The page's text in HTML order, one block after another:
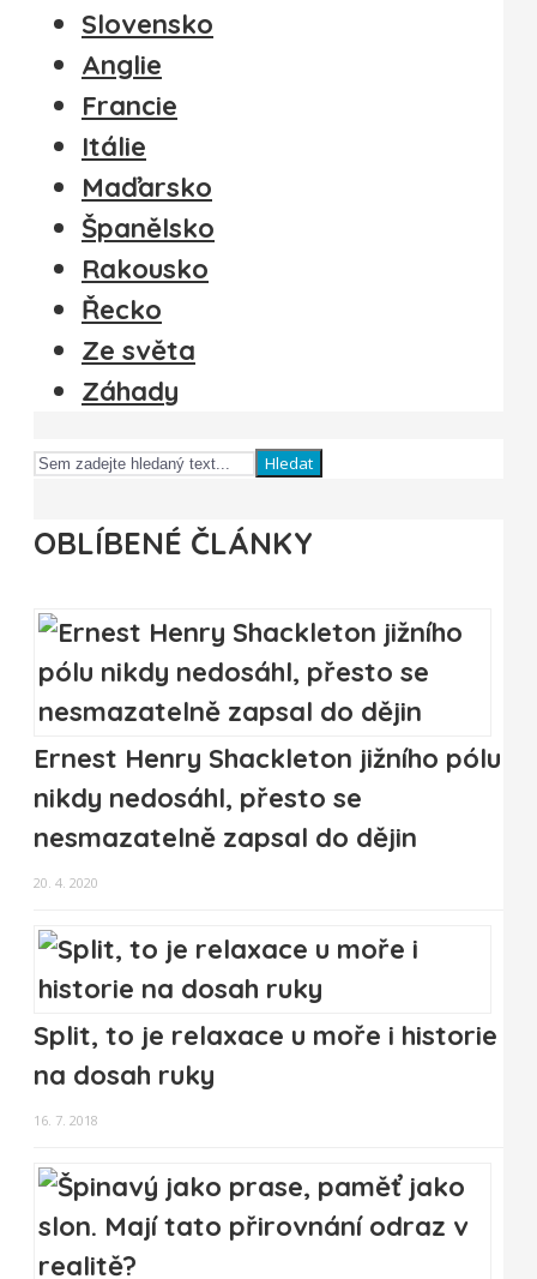
Slovensko
Anglie
Francie
Itálie
Maďarsko
Španělsko
Rakousko
Řecko
Ze světa
Záhady
Hledat
OBLÍBENÉ ČLÁNKY
Ernest Henry Shackleton jižního pólu
nikdy nedosáhl, přesto se
nesmazatelně zapsal do dějin
20. 4. 2020
Split, to je relaxace u moře i historie
na dosah ruky
16. 7. 2018